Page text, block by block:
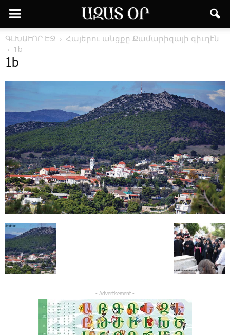
ԳԼԽԱՒՈՐ ԷՋ
Հա­յե­րու անց­քը ­Քա­մա­րի­զա­յի գիւ­ղէն
1b
1b
- Advertisement -